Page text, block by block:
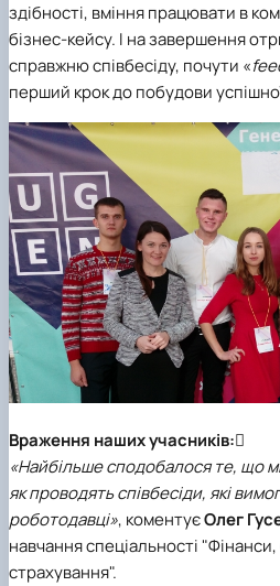
здібності, вміння працювати в
бізнес-кейсу. І на завершення
справжню співбесіду, почути «
перший крок до побудови
Враження наших учасників:
«Найбільше сподобалося те, що
як проводять співбесіди, які
роботодавці», коментуєОлег
навчання спеціальності
страхування".